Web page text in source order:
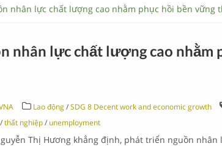
nhân lực chất lượng cao nhằm phục hồi bền vững
nhân lực chất lượng cao nhằm
Lao động /SDG 8 Decent work and economic growth
/thất nghiệp / unemployment
Thị Hương khẳng định, phát triển nguồn